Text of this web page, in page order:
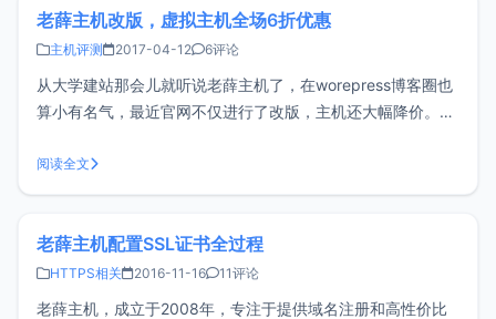
老薛主机改版，虚拟主机全场6折优惠
主机评测 2017-04-12 6评论
从大学建站那会儿就听说老薛主机了，在worepress博客圈也
算小有名气，最近官网不仅进行了改版，主机还大幅降价。限
100名顺便一提，老薛主机使用的强大的cPanel面板，是可以
部署SSL的，具体请看《老薛主机配置SSL证书全过程
阅读全文
老薛主机配置SSL证书全过程
HTTPS相关 2016-11-16 11评论
老薛主机，成立于2008年，专注于提供域名注册和高性价比